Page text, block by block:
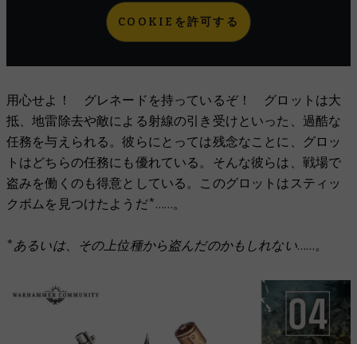
COOKIEを許可する
用心せよ！ グレネードを持っているぞ！ グロットは大
抵、地雷除去や敵による射線の引き受けといった、過酷な
任務を与えられる。彼らにとっては残念なことに、グロッ
トはどちらの任務にも優れている。そんな彼らは、戦場で
盗みを働くのも得意としている。このグロットはスティッ
クボムを見つけたようだ*……。
*あるいは、その上位種から盗んだのかもしれない……。